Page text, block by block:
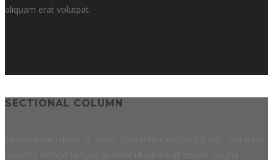
aliquam erat volutpat.
SECTIONAL COLUMN